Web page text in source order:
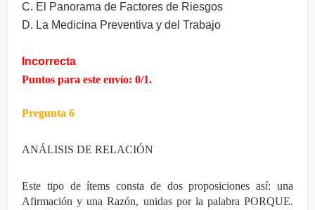
C. El Panorama de Factores de Riesgos
D. La Medicina Preventiva y del Trabajo
Incorrecta
Puntos para este envío: 0/1.
Pregunta 6
ANÁLISIS DE RELACIÓN
Este tipo de ítems consta de dos proposiciones así: una
Afirmación y una Razón, unidas por la palabra PORQUE.